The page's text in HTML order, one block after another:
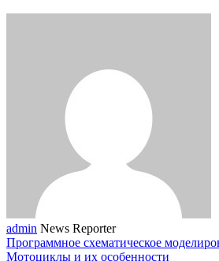
admin News Reporter
Программное схематическое
Мотоциклы и их особенности